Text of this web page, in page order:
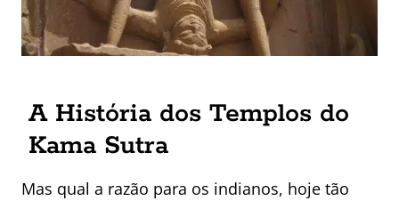
A História dos Templos do
Kama Sutra
Mas qual a razão para os indianos, hoje tão